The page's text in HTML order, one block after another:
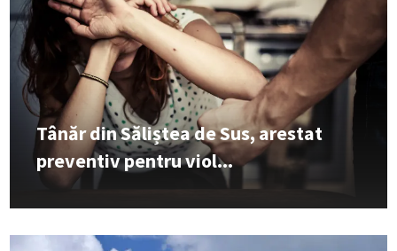
Tânăr din Săliștea de Sus, arestat
preventiv pentru viol...